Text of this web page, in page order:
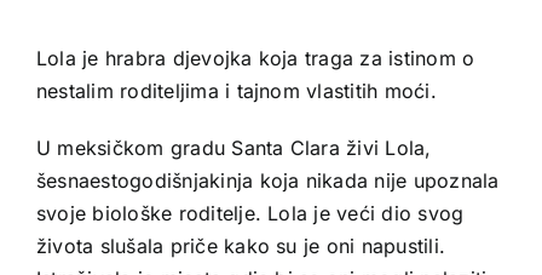
Lola je hrabra djevojka koja traga za istinom o
nestalim roditeljima i tajnom vlastitih moći.
U meksičkom gradu Santa Clara živi Lola,
šesnaestogodišnjakinja koja nikada nije upoznala
svoje biološke roditelje. Lola je veći dio svog
života slušala priče kako su je oni napustili.